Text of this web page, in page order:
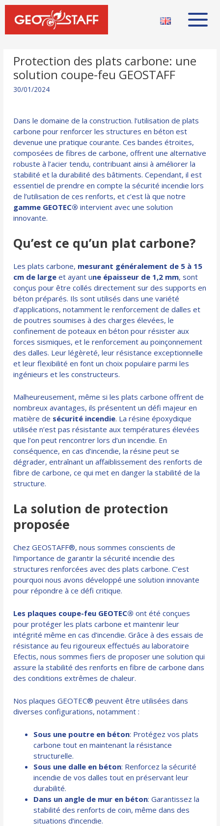
Protection des plats carbone: une
solution coupe-feu GEOSTAFF
30/01/2024
Dans le domaine de la construction. l’utilisation de plats
carbone pour renforcer les structures en béton est
devenue une pratique courante. Ces bandes étroites,
composées de fibres de carbone, offrent une alternative
robuste à l’acier tendu, contribuant ainsi à améliorer la
stabilité et la durabilité des bâtiments. Cependant, il est
essentiel de prendre en compte la sécurité incendie lors
de l’utilisation de ces renforts, et c’est là que notre
gamme GEOTEC® intervient avec une solution
innovante.
Qu’est ce qu’un plat carbone?
Les plats carbone, mesurant généralement de 5 à 15
cm de large et ayant une épaisseur de 1,2 mm, sont
conçus pour être collés directement sur des supports en
béton préparés. Ils sont utilisés dans une variété
d’applications, notamment le renforcement de dalles et
de poutres soumises à des charges élevées, le
confinement de poteaux en béton pour résister aux
forces sismiques, et le renforcement au poinçonnement
des dalles. Leur légèreté, leur résistance exceptionnelle
et leur flexibilité en font un choix populaire parmi les
ingénieurs et les constructeurs.
Malheureusement, même si les plats carbone offrent de
nombreux avantages, ils présentent un défi majeur en
matière de sécurité incendie. La résine époxydique
utilisée n’est pas résistante aux températures élevées
que l’on peut rencontrer lors d’un incendie. En
conséquence, en cas d’incendie, la résine peut se
dégrader, entraînant un affaiblissement des renforts de
fibre de carbone, ce qui met en danger la stabilité de la
structure.
La solution de protection
proposée
Chez GEOSTAFF®, nous sommes conscients de
l’importance de garantir la sécurité incendie des
structures renforcées avec desplats carbone. C’est
pourquoi nous avons développé une solution innovante
pour répondre à ce défi critique.
Les plaques coupe-feu GEOTEC® ont été conçues
pour protéger les plats carbone et maintenir leur
intégrité même en cas d’incendie. Grâce à des essais de
résistance au feu rigoureux effectués au laboratoire
Efectis, nous sommes fiers de proposer une solution qui
assure la stabilité des renforts en fibre de carbone dans
des conditions extrêmes de chaleur.
Nos plaques GEOTEC® peuvent être utilisées dans
diverses configurations, notamment :
Sous une poutre en béton: Protégez vos plats
carbone tout en maintenant la résistance
structurelle.
Sous une dalle en béton: Renforcez la sécurité
incendie de vos dalles tout en préservant leur
durabilité.
Dans un angle de mur en béton: Garantissez la
stabilité des renforts de coin, même dans des
situations d’incendie.